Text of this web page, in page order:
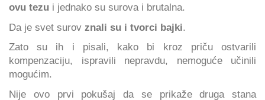
ovu tezu i jednako su surova i brutalna.
Da je svet surov znali su i tvorci bajki.
Zato su ih i pisali, kako bi kroz priču ostvarili
kompenzaciju, ispravili nepravdu, nemoguće učinili
mogućim.
Nije ovo prvi pokušaj da se prikaže druga stana